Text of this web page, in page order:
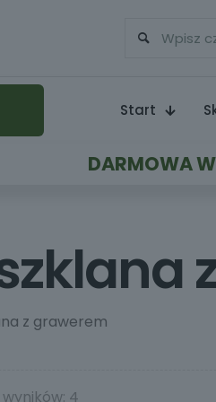
Start
DARMOWA
z grawerem
4